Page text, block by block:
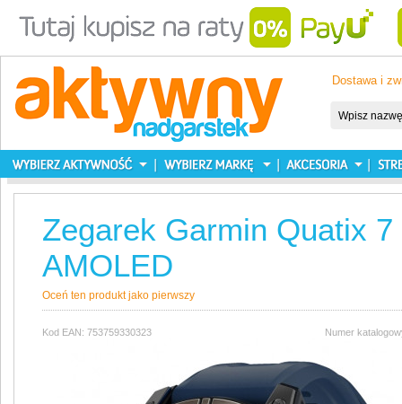
Dostawa i
Zegarek Garmin Quatix
AMOLED
Oceń ten produkt jako pierwszy
Kod EAN: 753759330323 Numer